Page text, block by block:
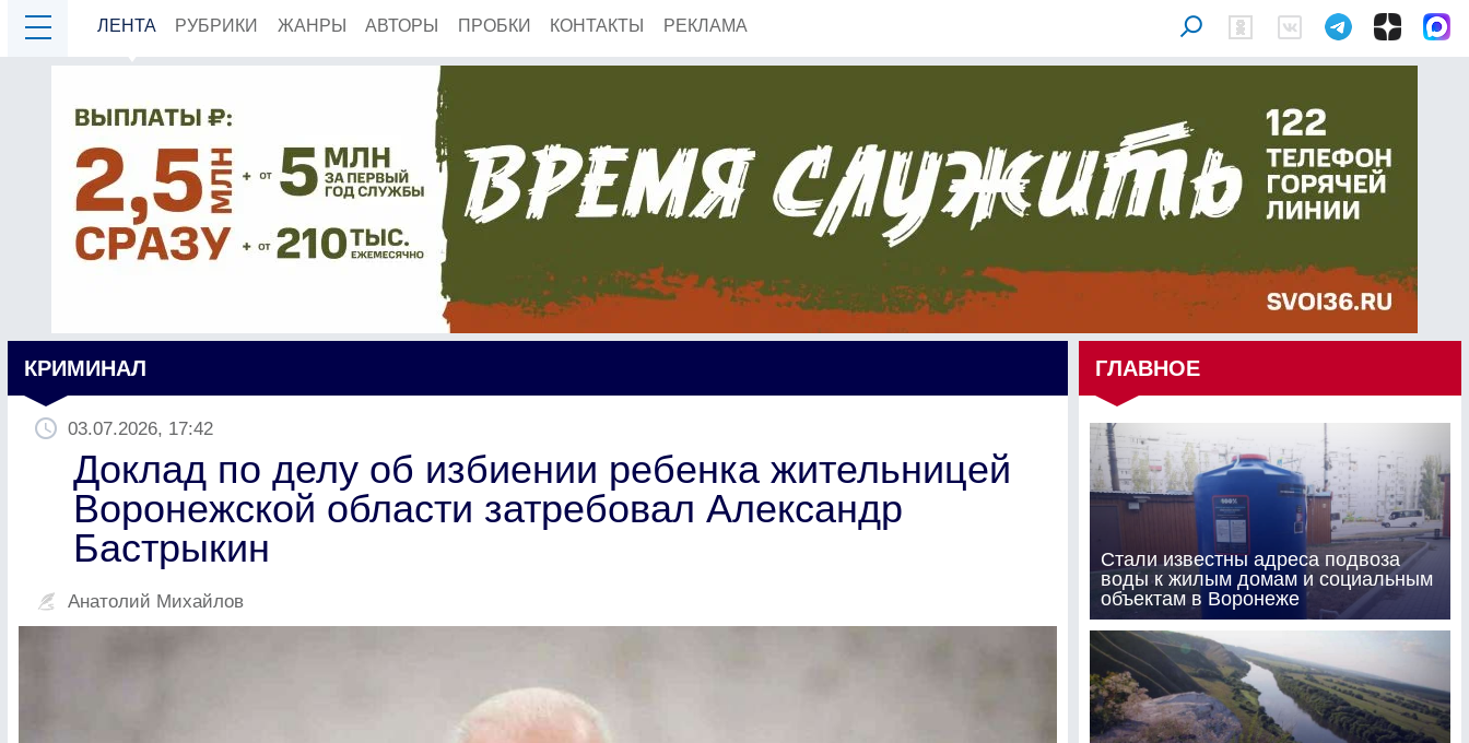
ЛЕНТА РУБРИКИ ЖАНРЫ АВТОРЫ ПРОБКИ КОНТАКТЫ РЕКЛАМА
КРИМИНАЛ
03.07.2026, 17:42
Доклад по делу об избиении ребенка жительницей
Воронежской области затребовал Александр
Бастрыкин
Анатолий Михайлов
ГЛАВНОЕ
Стали известны адреса подвоза
воды к жилым домам и социальным
объектам в Воронеже